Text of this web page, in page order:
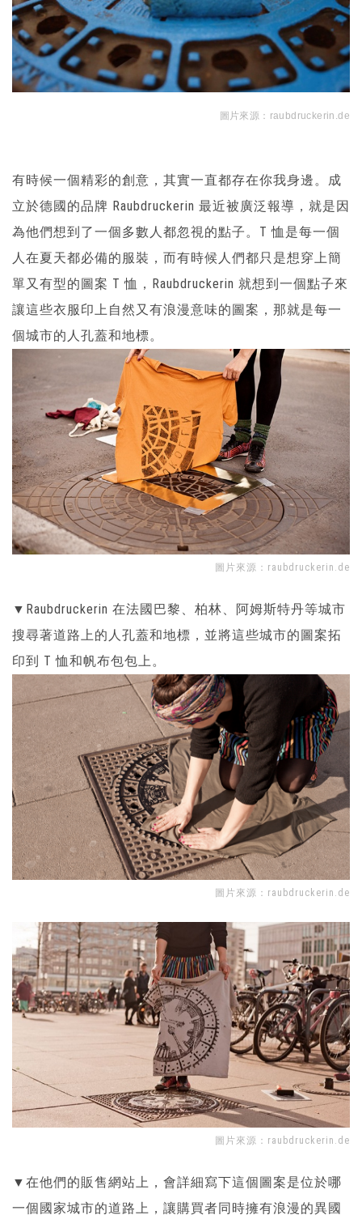
圖片來源： raubdruckerin.de
有時候一個精彩的創意，其實一直都存在你我身邊。成
立於德國的品牌 Raubdruckerin 最近被廣泛報導，就是因
為他們想到了一個多數人都忽視的點子。T 恤是每一個
人在夏天都必備的服裝，而有時候人們都只是想穿上簡
單又有型的圖案 T 恤，Raubdruckerin 就想到一個點子來
讓這些衣服印上自然又有浪漫意味的圖案，那就是每一
個城市的人孔蓋和地標。
圖片來源： raubdruckerin.de
▼Raubdruckerin 在法國巴黎、柏林、阿姆斯特丹等城市
搜尋著道路上的人孔蓋和地標，並將這些城市的圖案拓
印到 T 恤和帆布包包上。
圖片來源： raubdruckerin.de
圖片來源： raubdruckerin.de
▼在他們的販售網站上，會詳細寫下這個圖案是位於哪
一個國家城市的道路上，讓購買者同時擁有浪漫的異國